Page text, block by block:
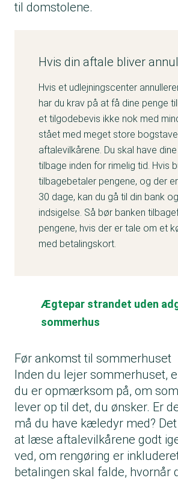
til domstolene.
Hvis din aftale bliver
Hvis et udlejningscenter
har du krav på at få dine penge
et tilgodebevis ikke nok med
stået med meget store
aftalevilkårene. Du skal have
tilbage inden for rimelig tid. Hvis
tilbagebetaler pengene, og der
30 dage, kan du gå til din bank
indsigelse. Så bør banken
pengene, hvis der er tale om et
med betalingskort.
Ægtepar strandet uden
sommerhus
Før ankomst til sommerhuset
Inden du lejer sommerhuset,
du er opmærksom på, om
lever op til det, du ønsker. Er
må du have kæledyr med?
at læse aftalevilkårene godt
ved, om rengøring er
betalingen skal falde, hvornår